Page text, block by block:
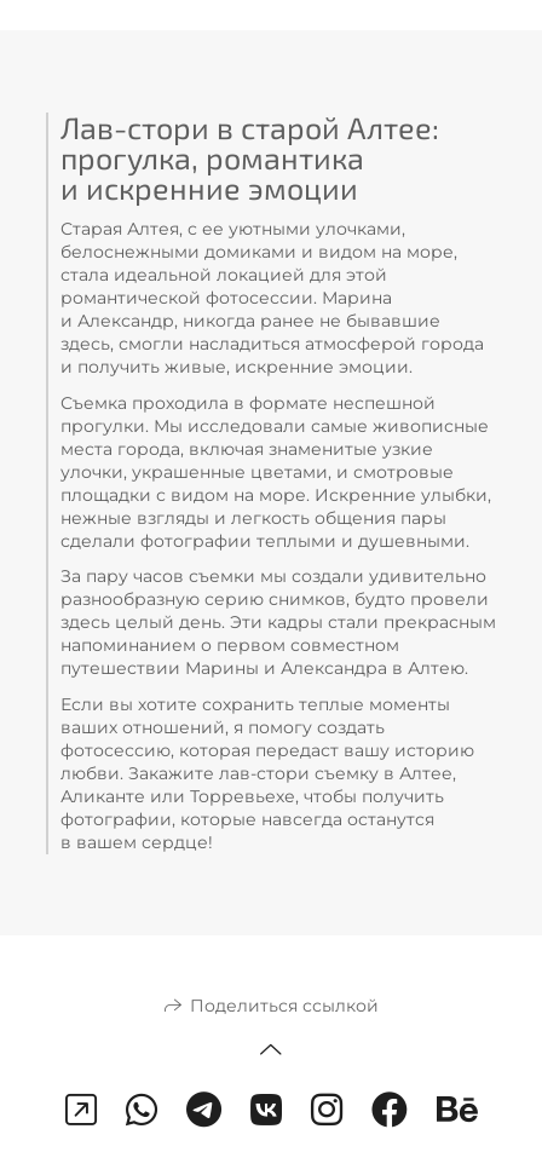
Лав-стори в старой Алтее:
прогулка, романтика
и искренние эмоции
Старая Алтея, с ее уютными улочками,
белоснежными домиками и видом на море,
стала идеальной локацией для этой
романтической фотосессии. Марина
и Александр, никогда ранее не бывавшие
здесь, смогли насладиться атмосферой города
и получить живые, искренние эмоции.
Съемка проходила в формате неспешной
прогулки. Мы исследовали самые живописные
места города, включая знаменитые узкие
улочки, украшенные цветами, и смотровые
площадки с видом на море. Искренние улыбки,
нежные взгляды и легкость общения пары
сделали фотографии теплыми и душевными.
За пару часов съемки мы создали удивительно
разнообразную серию снимков, будто провели
здесь целый день. Эти кадры стали прекрасным
напоминанием о первом совместном
путешествии Марины и Александра в Алтею.
Если вы хотите сохранить теплые моменты
ваших отношений, я помогу создать
фотосессию, которая передаст вашу историю
любви. Закажите лав-стори съемку в Алтее,
Аликанте или Торревьехе, чтобы получить
фотографии, которые навсегда останутся
в вашем сердце!
Поделиться ссылкой